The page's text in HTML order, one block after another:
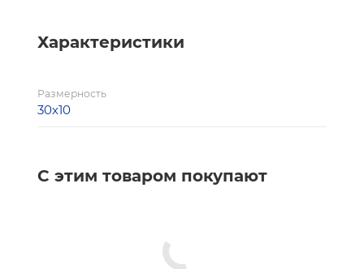
Характеристики
Размерность
30х10
С этим товаром покупают